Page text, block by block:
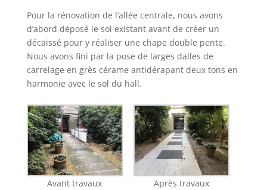
Pour la rénovation de l’allée centrale, nous avons
d’abord déposé le sol existant avant de créer un
décaissé pour y réaliser une chape double pente.
Nous avons fini par la pose de larges dalles de
carrelage en grès cérame antidérapant deux tons en
harmonie avec le sol du hall.
Avant travaux Après travaux